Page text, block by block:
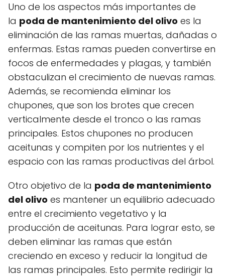
Uno de los aspectos más importantes de
la poda de mantenimiento del olivo es la
eliminación de las ramas muertas, dañadas o
enfermas. Estas ramas pueden convertirse en
focos de enfermedades y plagas, y también
obstaculizan el crecimiento de nuevas ramas.
Además, se recomienda eliminar los
chupones, que son los brotes que crecen
verticalmente desde el tronco o las ramas
principales. Estos chupones no producen
aceitunas y compiten por los nutrientes y el
espacio con las ramas productivas del árbol.
Otro objetivo de la poda de mantenimiento
del olivo es mantener un equilibrio adecuado
entre el crecimiento vegetativo y la
producción de aceitunas. Para lograr esto, se
deben eliminar las ramas que están
creciendo en exceso y reducir la longitud de
las ramas principales. Esto permite redirigir la